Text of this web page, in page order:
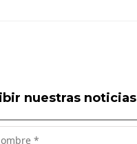
nuestras noticias